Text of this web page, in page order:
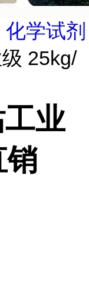
化学试剂
25kg/
业
销